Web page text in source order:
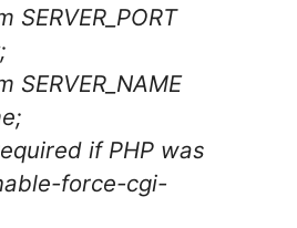
SERVER_PORT
SERVER_NAME
if PHP was
force-cgi-